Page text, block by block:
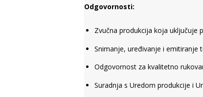
Odgovornosti:
Zvučna produkcija koja uključuje
Snimanje, uređivanje i emitiranje
Odgovornost za kvalitetno
Suradnja s Uredom produkcije i